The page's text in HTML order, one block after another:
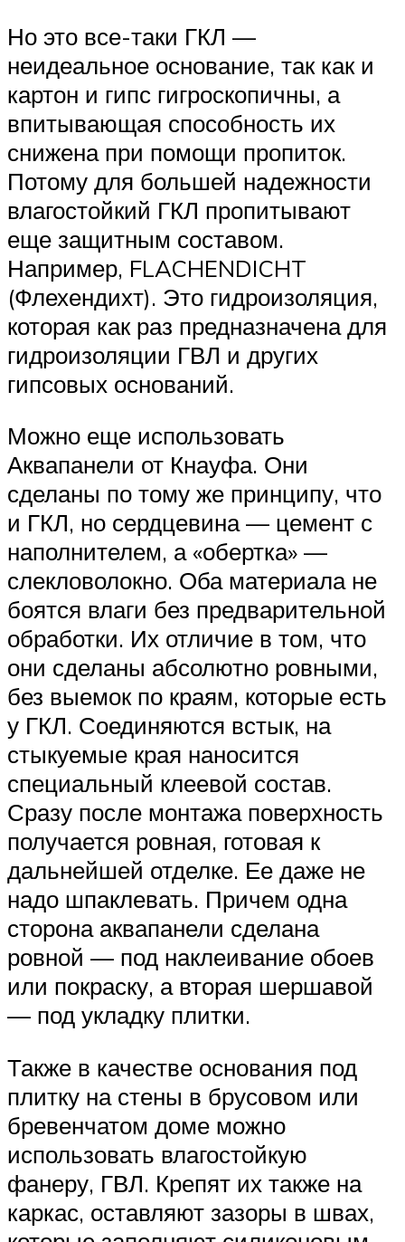
Но это все-таки ГКЛ —
неидеальное основание, так как и
картон и гипс гигроскопичны, а
впитывающая способность их
снижена при помощи пропиток.
Потому для большей надежности
влагостойкий ГКЛ пропитывают
еще защитным составом.
Например, FLACHENDICHT
(Флехендихт). Это гидроизоляция,
которая как раз предназначена для
гидроизоляции ГВЛ и других
гипсовых оснований.
Можно еще использовать
Аквапанели от Кнауфа. Они
сделаны по тому же принципу, что
и ГКЛ, но сердцевина — цемент с
наполнителем, а «обертка» —
слекловолокно. Оба материала не
боятся влаги без предварительной
обработки. Их отличие в том, что
они сделаны абсолютно ровными,
без выемок по краям, которые есть
у ГКЛ. Соединяются встык, на
стыкуемые края наносится
специальный клеевой состав.
Сразу после монтажа поверхность
получается ровная, готовая к
дальнейшей отделке. Ее даже не
надо шпаклевать. Причем одна
сторона аквапанели сделана
ровной — под наклеивание обоев
или покраску, а вторая шершавой
— под укладку плитки.
Также в качестве основания под
плитку на стены в брусовом или
бревенчатом доме можно
использовать влагостойкую
фанеру, ГВЛ. Крепят их также на
каркас, оставляют зазоры в швах,